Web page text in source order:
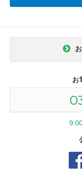
お